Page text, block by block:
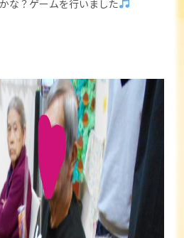
な？ゲームを行いました